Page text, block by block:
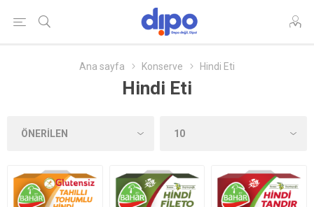
Ana sayfa Konserve Hindi Eti
Hindi Eti